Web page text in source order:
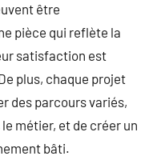
être
pièce qui reflète la
satisfaction est
plus, chaque projet
des parcours variés,
métier, et de créer un
bâti.